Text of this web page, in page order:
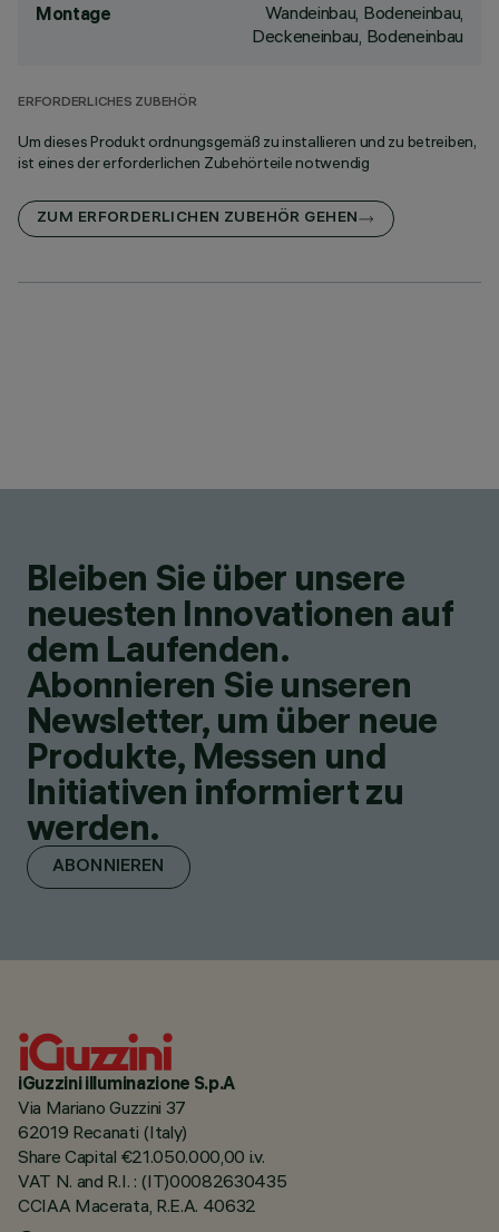
Montage
Wandeinbau, Bodeneinbau,
Deckeneinbau, Bodeneinbau
ERFORDERLICHES ZUBEHÖR
Um dieses Produkt ordnungsgemäß zu installieren und zu betreiben,
ist eines der erforderlichen Zubehörteile notwendig
ZUM ERFORDERLICHEN ZUBEHÖR GEHEN
Bleiben Sie über unsere
neuesten Innovationen auf
dem Laufenden.
Abonnieren Sie unseren
Newsletter, um über neue
Produkte, Messen und
Initiativen informiert zu
werden.
ABONNIEREN
iGuzzini illuminazione S.p.A
Via Mariano Guzzini 37
62019 Recanati (Italy)
Share Capital €21.050.000,00 i.v.
VAT N. and R.I. : (IT)00082630435
CCIAA Macerata, R.E.A. 40632